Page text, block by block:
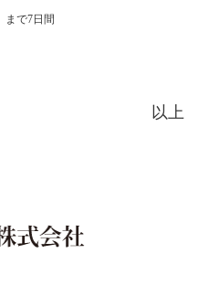
まで7日間
以上